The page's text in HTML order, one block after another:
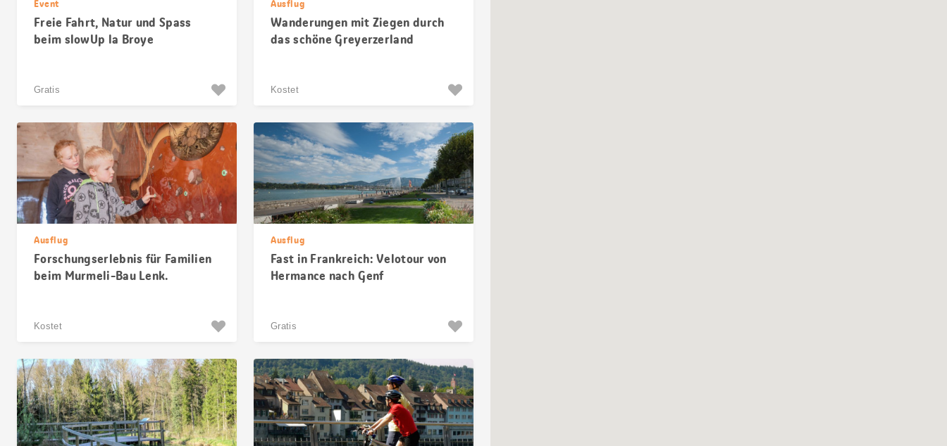
Event
Freie Fahrt, Natur und Spass
beim slowUp la Broye
Gratis
Ausflug
Wanderungen mit Ziegen durch
das schöne Greyerzerland
Kostet
Ausflug
Forschungserlebnis für Familien
beim Murmeli-Bau Lenk.
Kostet
Ausflug
Fast in Frankreich: Velotour von
Hermance nach Genf
Gratis